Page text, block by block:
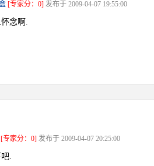
[专家分：0] 发布于 2009-04-07 19:55:00
念啊.
[专家分：0] 发布于 2009-04-07 20:25:00
.